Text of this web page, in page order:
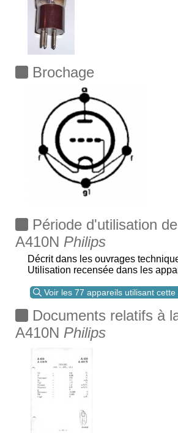
Brochage
Période d'utilisation
A410N Philips
Décrit dans les ouvrages
Utilisation recensée dans les
Voir les 77 appareils utilisant cette
Documents relatifs à
A410N Philips